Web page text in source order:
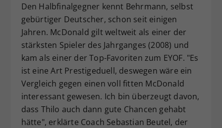
Den Halbfinalgegner kennt Behrmann, selbst
gebürtiger Deutscher, schon seit einigen
Jahren. McDonald gilt weltweit als einer der
stärksten Spieler des Jahrganges (2008) und
kam als einer der Top-Favoriten zum EYOF. "Es
ist eine Art Prestigeduell, deswegen wäre ein
Vergleich gegen einen voll fitten McDonald
interessant gewesen. Ich bin überzeugt davon,
dass Thilo auch dann gute Chancen gehabt
hätte", erklärte Coach Sebastian Beutel, der